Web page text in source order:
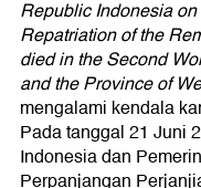
Republic Indonesia
Repatriation of the
died in the Second
and the Province of
mengalami kendala
Pada tanggal 21 Juni
Indonesia dan
Perpanjangan